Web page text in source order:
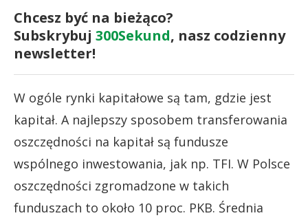
Chcesz być na bieżąco?
Subskrybuj 300Sekund, nasz codzienny
newsletter!
W ogóle rynki kapitałowe są tam, gdzie jest
kapitał. A najlepszy sposobem transferowania
oszczędności na kapitał są fundusze
wspólnego inwestowania, jak np. TFI. W Polsce
oszczędności zgromadzone w takich
funduszach to około 10 proc. PKB. Średnia